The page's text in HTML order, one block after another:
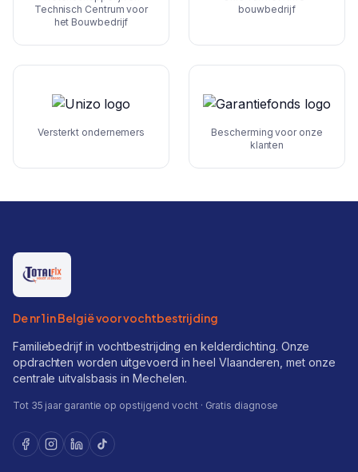
Technisch Centrum voor
het Bouwbedrijf
bouwbedrijf
Versterkt ondernemers
Bescherming voor onze
klanten
De nr 1 in België voor vochtbestrijding
Familiebedrijf in vochtbestrijding en kelderdichting. Onze
opdrachten worden uitgevoerd in heel Vlaanderen, met onze
centrale uitvalsbasis in Mechelen.
Tot 35 jaar garantie op opstijgend vocht · Gratis diagnose